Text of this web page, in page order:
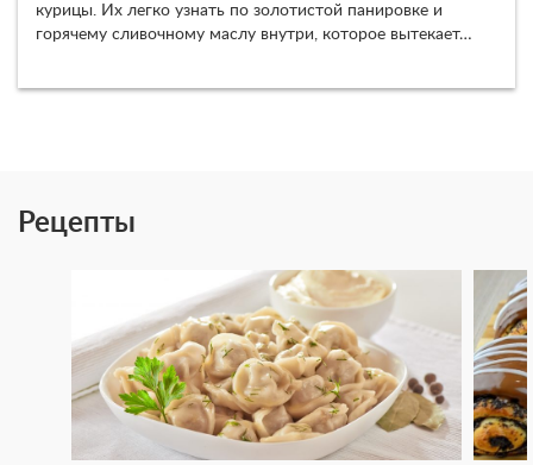
курицы. Их легко узнать по золотистой панировке и
горячему сливочному маслу внутри, которое вытекает…
Рецепты